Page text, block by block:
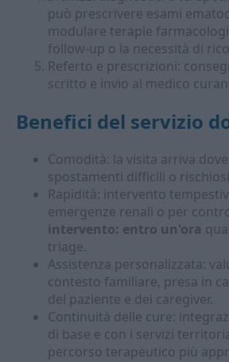
può prescrivere esami
modulare terapie
follow-up o la necessità di
Referto e prescrizioni:
scritto e invio al medico
Benefici del servizio
Comodità: la visita arriva
spostamenti difficili o
Rapidità: intervento
emergenze renali o per
intervento: entro un'ora
triage.
Assistenza personalizzata:
contesto familiare, presa in
del paziente e dei caregiver.
Continuità delle cure:
di base e con i servizi
percorso terapeutico più